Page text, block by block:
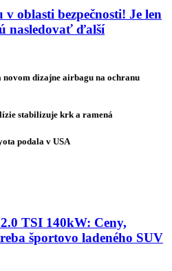
oblasti bezpečnosti! Je len
nasledovať ďalší
dizajne airbagu na ochranu
stabilizuje krk a ramená
podala v USA
TSI 140kW: Ceny,
športovo ladeného SUV